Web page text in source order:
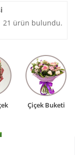
21 ürün bulundu.
Çiçek Buketi